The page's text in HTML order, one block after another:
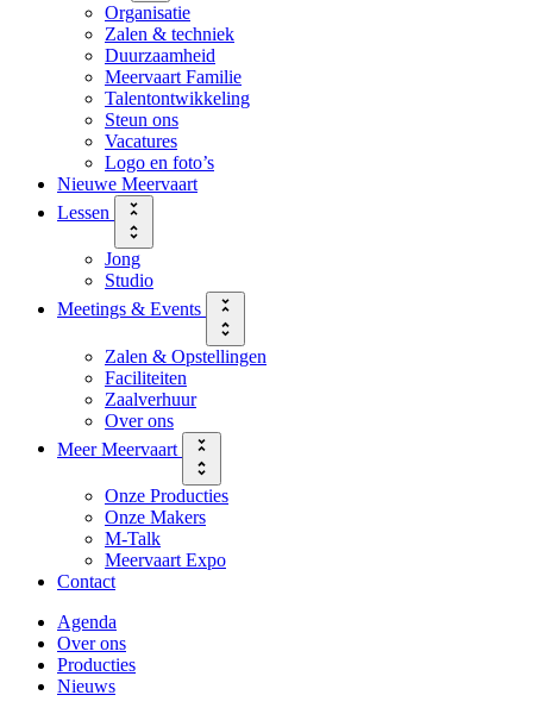
Organisatie
Zalen & techniek
Duurzaamheid
Meervaart Familie
Talentontwikkeling
Steun ons
Vacatures
Logo en foto’s
Nieuwe Meervaart
Lessen
Jong
Studio
Meetings & Events
Zalen & Opstellingen
Faciliteiten
Zaalverhuur
Over ons
Meer Meervaart
Onze Producties
Onze Makers
M-Talk
Meervaart Expo
Contact
Agenda
Over ons
Producties
Nieuws